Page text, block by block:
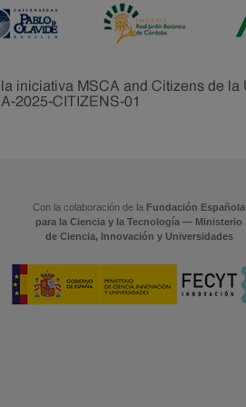
Con la colaboración de la Fundación Española
para la Ciencia y la Tecnología — Ministerio
de Ciencia, Innovación y Universidades